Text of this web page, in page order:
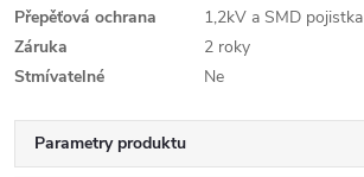
Přepěťová ochrana
1,2kV a SMD pojistka
Záruka
2 roky
Stmívatelné
Ne
Parametry produktu